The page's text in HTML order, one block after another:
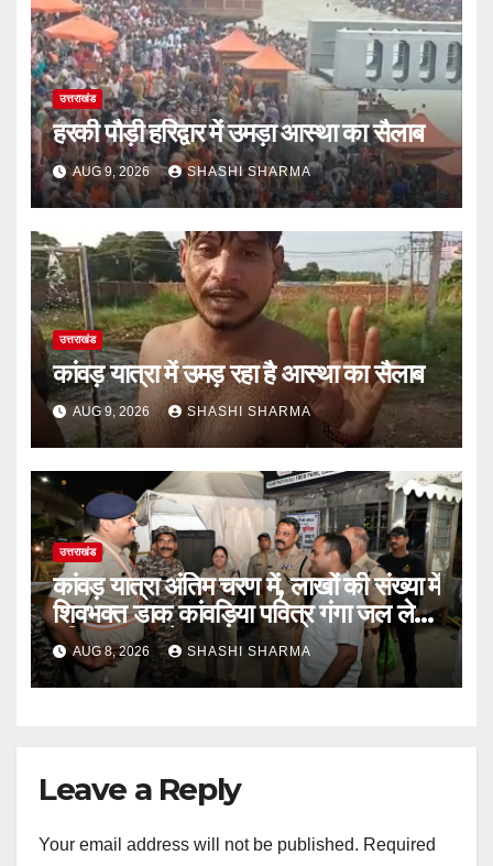
उत्तराखंड
हरकी पौड़ी हरिद्वार में उमड़ा आस्था का सैलाब
AUG 9, 2026 SHASHI SHARMA
उत्तराखंड
कांवड़ यात्रा में उमड़ रहा है आस्था का सैलाब
AUG 9, 2026 SHASHI SHARMA
उत्तराखंड
कांवड़ यात्रा अंतिम चरण में, लाखों की संख्या में
शिवभक्त डाक कांवड़िया पवित्र गंगा जल लेने
हरिद्वार पहुंच रहे
AUG 8, 2026 SHASHI SHARMA
Leave a Reply
Your email address will not be published. Required